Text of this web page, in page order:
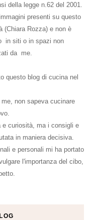
della legge n.62 del 2001.
presenti su questo
Rozza) e non è
in siti o in spazi non
da me.
questo blog di cucina nel
non sapeva cucinare
curiosità, ma i consigli e
in maniera decisiva.
e personali mi ha portato
l'importanza del cibo,